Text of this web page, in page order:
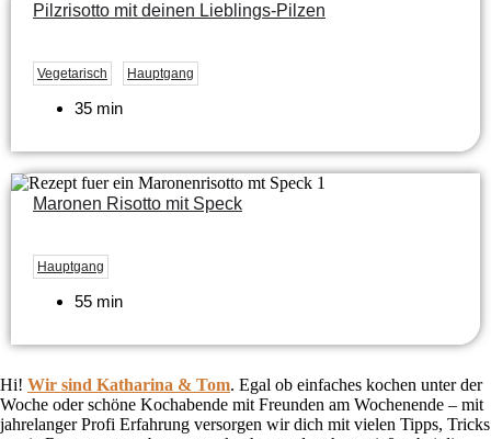
Pilzrisotto mit deinen Lieblings-Pilzen
Vegetarisch Hauptgang
35 min
Maronen Risotto mit Speck
Hauptgang
55 min
Hi! Wir sind Katharina & Tom. Egal ob einfaches kochen unter der
Woche oder schöne Kochabende mit Freunden am Wochenende – mit
jahrelanger Profi Erfahrung versorgen wir dich mit vielen Tipps, Tricks